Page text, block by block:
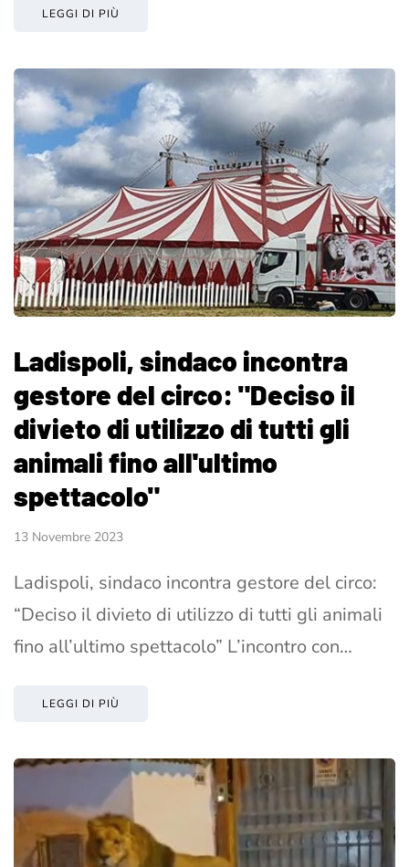
LEGGI DI PIÙ
Ladispoli, sindaco incontra
gestore del circo: "Deciso il
divieto di utilizzo di tutti gli
animali fino all'ultimo
spettacolo"
13 Novembre 2023
Ladispoli, sindaco incontra gestore del circo:
“Deciso il divieto di utilizzo di tutti gli animali
fino all’ultimo spettacolo” L’incontro con…
LEGGI DI PIÙ